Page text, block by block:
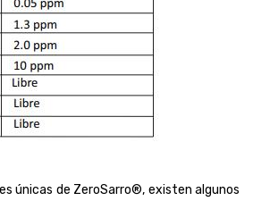
únicas de ZeroSarro®, existen algunos